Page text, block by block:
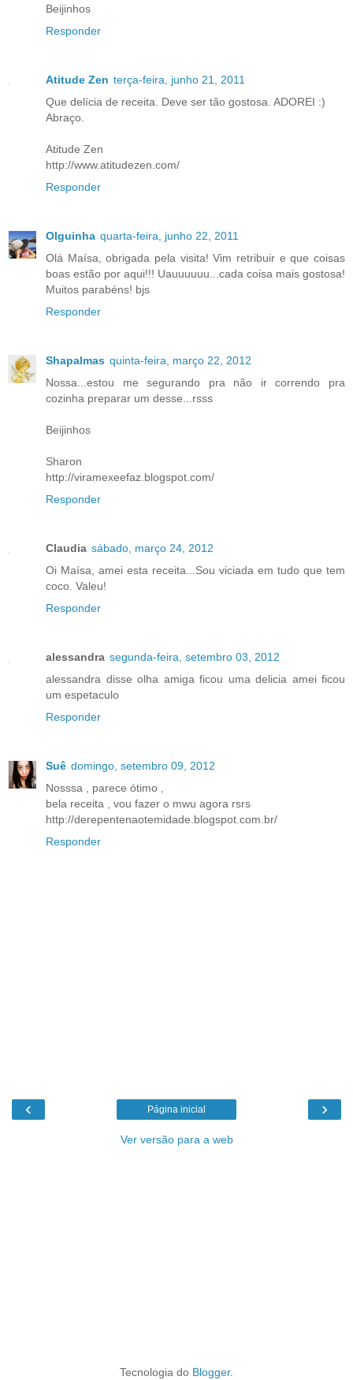
Beijinhos
Responder
Atitude Zen terça-feira, junho 21, 2011
Que delícia de receita. Deve ser tão gostosa. ADOREI :)
Abraço.
Atitude Zen
http://www.atitudezen.com/
Responder
Olguinha quarta-feira, junho 22, 2011
Olá Maísa, obrigada pela visita! Vim retribuir e que coisas
boas estão por aqui!!! Uauuuuuu...cada coisa mais gostosa!
Muitos parabéns! bjs
Responder
Shapalmas quinta-feira, março 22, 2012
Nossa...estou me segurando pra não ir correndo pra
cozinha preparar um desse...rsss
Beijinhos
Sharon
http://viramexeefaz.blogspot.com/
Responder
Claudia sábado, março 24, 2012
Oi Maísa, amei esta receita...Sou viciada em tudo que tem
coco. Valeu!
Responder
alessandra segunda-feira, setembro 03, 2012
alessandra disse olha amiga ficou uma delicia amei ficou
um espetaculo
Responder
Suê domingo, setembro 09, 2012
Nosssa , parece ótimo ,
bela receita , vou fazer o mwu agora rsrs
http://derepentenaotemidade.blogspot.com.br/
Responder
‹ ›
Página inicial
Ver versão para a web
Tecnologia do Blogger.